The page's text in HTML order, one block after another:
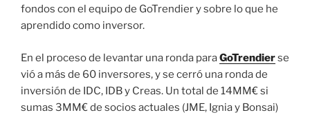
fondos con el equipo de GoTrendier y sobre lo que he
aprendido como inversor.
En el proceso de levantar una ronda paraGoTrendierse
vió a más de 60 inversores, y se cerró una ronda de
inversión de IDC, IDB y Creas. Un total de 14MM€ si
sumas 3MM€ de socios actuales (JME, Ignia y Bonsai)